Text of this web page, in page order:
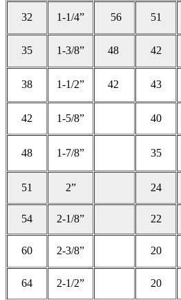
32 1-1/4” 56 51
35 1-3/8” 48 42
38 1-1/2” 42 43
42 1-5/8” 40
48 1-7/8” 35
51 2” 24
54 2-1/8” 22
60 2-3/8” 20
64 2-1/2” 20